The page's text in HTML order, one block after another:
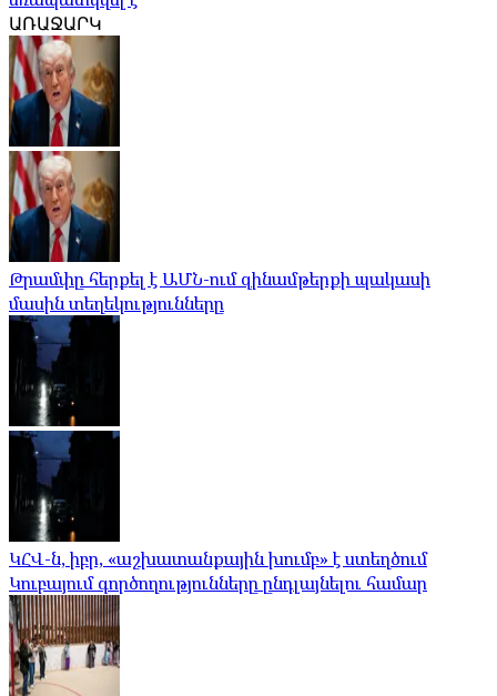
ԱՌԱՋԱՐԿ
Թրամփը հերքել է ԱՄՆ-ում զինամթերքի պակասի
մասին տեղեկությունները
ԿՀՎ-ն, իբր, «աշխատանքային խումբ» է ստեղծում
Կուբայում գործողությունները ընդլայնելու համար